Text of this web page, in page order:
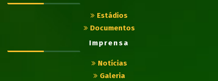
Estádios
Documentos
Imprensa
Notícias
Galeria